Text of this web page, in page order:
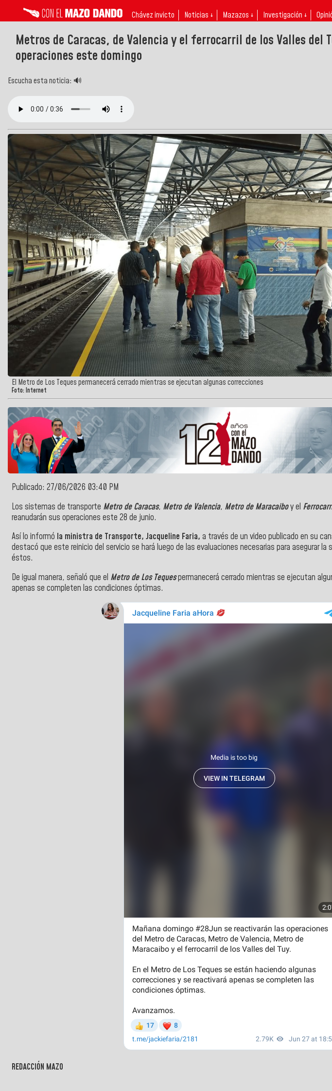
Chávez invicto Noticias ↓ Mazazos ↓ Investigación ↓
Metros de Caracas, de Valencia y el ferrocarril de los Valles del
operaciones este domingo
Escucha esta noticia: 🔊
El Metro de Los Teques permanecerá cerrado mientras se ejecutan algunas correcciones
Foto: Internet
Publicado: 27/06/2026 03:40 PM
Los sistemas de transporte Metro de Caracas, Metro de Valencia, Metro de Maracaiboy el
reanudarán sus operaciones este 28 de junio.
Así lo informó la ministra de Transporte, Jacqueline Faria, a través de un video publicado en su
destacó que este reinicio del servicio se hará luego de las evaluaciones necesarias para asegurar la
éstos.
De igual manera, señaló que el Metro de Los Tequespermanecerá cerrado mientras se ejecutan
apenas se completen las condiciones óptimas.
REDACCIÓN MAZO